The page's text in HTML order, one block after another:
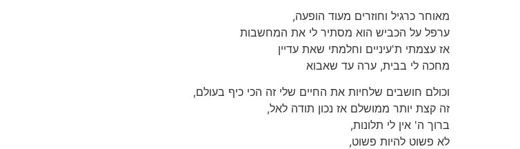
מאוחר כרגיל וחוזרים מעוד הופעה,
ערפל על הכביש הוא מסתיר לי את המחשבות
אז עצמתי ת'עיניים וחלמתי שאת עדיין
מחכה לי בבית, ערה עד שאבוא
וכולם חושבים שלחיות את החיים שלי זה הכי כיף בעולם,
זה קצת יותר ממושלם אז נכון תודה לאל,
ברוך ה' אין לי תלונות,
לא פשוט להיות פשוט,